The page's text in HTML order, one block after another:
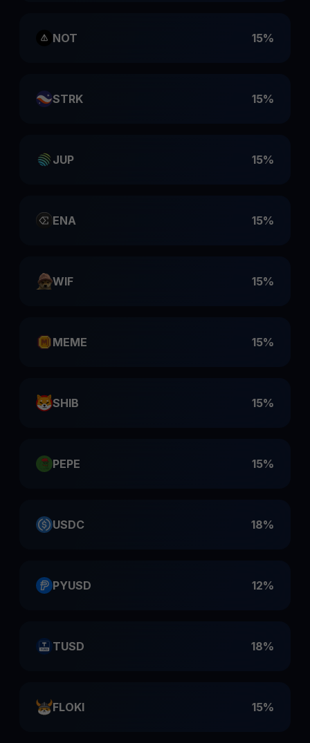
NOT 15%
STRK 15%
JUP 15%
ENA 15%
WIF 15%
MEME 15%
SHIB 15%
PEPE 15%
USDC 18%
PYUSD 12%
TUSD 18%
FLOKI 15%